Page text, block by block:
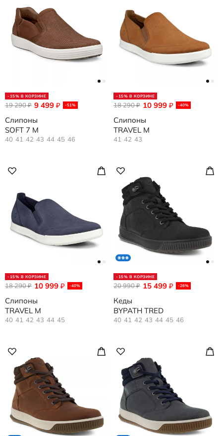
-15% В КОРЗИНЕ
9 499 ₽ -51%
19 290₽
Слипоны
SOFT 7 M
40 41 42 43 44 45 46
-15% В КОРЗИНЕ
10 999 ₽ -40%
18 290₽
Слипоны
TRAVEL M
41 42 43
-15% В КОРЗИНЕ
10 999 ₽ -40%
18 290₽
Слипоны
TRAVEL M
40 41 42 43 44 45
-15% В КОРЗИНЕ
15 499 ₽ -26%
20 990₽
Кеды
BYPATH TRED
40 41 42 43 44 45 46